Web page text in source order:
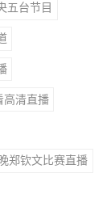
五台节目
高清直播
郑钦文比赛直播